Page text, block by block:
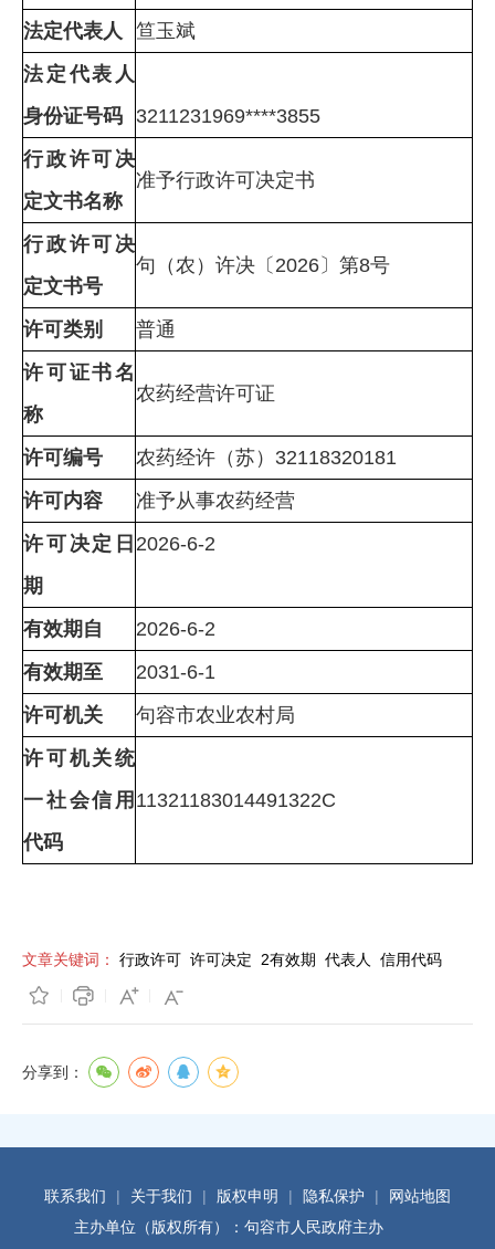
法定代表人
笪玉斌
法定代表人
身份证号码
3211231969****3855
行政许可决
定文书名称
准予行政许可决定书
行政许可决
定文书号
句（农）许决〔2026〕第8号
许可类别
普通
许可证书名
称
农药经营许可证
许可编号
农药经许（苏）32118320181
许可内容
准予从事农药经营
许可决定日
期
2026-6-2
有效期自
2026-6-2
有效期至
2031-6-1
许可机关
句容市农业农村局
许可机关统
一社会信用
代码
11321183014491322C
文章关键词： 行政许可 许可决定 2有效期 代表人 信用代码
分享到：
联系我们 | 关于我们 | 版权申明 | 隐私保护 |
网站地图
主办单位（版权所有）：句容市人民政府主办